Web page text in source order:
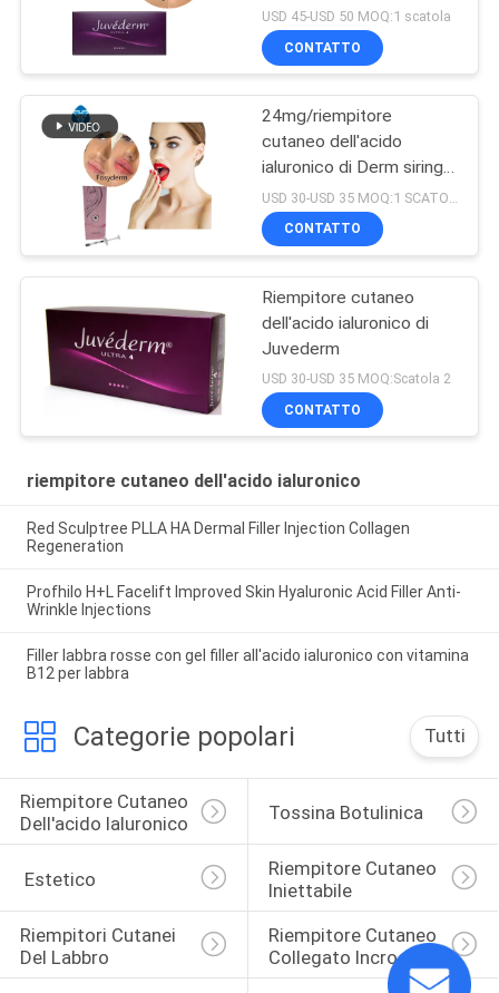
ialuronico di ml Ultra4 per
le labbra 2*1ml
USD 45-USD 50 MOQ:1 scatola
CONTATTO
24mg/riempitore
cutaneo dell'acido
ialuronico di Derm siringa
di ml 2ml
CONTATTO
Riempitore cutaneo
dell'acido ialuronico di
Juvederm
USD 30-USD 35 MOQ:Scatola 2
CONTATTO
riempitore cutaneo dell'acido ialuronico
Red Sculptree PLLA HA Dermal Filler Injection Collagen
Regeneration
Profhilo H+L Facelift Improved Skin Hyaluronic Acid Filler Anti-
Wrinkle Injections
Filler labbra rosse con gel filler all'acido ialuronico con vitamina
B12 per labbra
Categorie popolari Tutti
Riempitore Cutaneo
Dell'acido Ialuronico
Tossina Botulinica
Estetico
Riempitore Cutaneo
Iniettabile
Riempitori Cutanei
Del Labbro
Riempitore Cutaneo
Collegato Incrocio